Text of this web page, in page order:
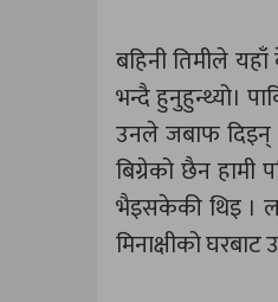
बहिनी तिमीले
भन्दै हुनुहुन्थ्यो।
उनले जबाफ दिइन्
बिग्रेको छैन
भैइसकेकी थिइ ।
मिनाक्षीको